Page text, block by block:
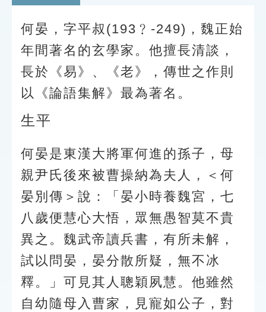
索引選單
知識索引
單字索引
生命大百科索引
遊戲專區
教學應用
貓頭鷹博士
何晏，字平叔(193﹖-249)，魏正始
年間著名的玄學家。他擅長清談，
長於《易》、《老》，傳世之作則
以《論語集解》最為著名。
生平
何晏是東漢大將軍何進的孫子，母
親尹氏後來被曹操納為夫人，＜何
晏別傳＞說：「晏小時養魏宮，七
八歲便慧心大悟，眾無愚智莫不貴
異之。魏武帝讀兵書，有所未解，
試以問晏，晏分散所疑，無不冰
釋。」可見其人聰穎夙慧。他雖然
自幼隨母入曹家，見寵如公子，對